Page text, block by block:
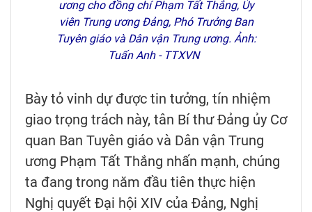
ương cho đồng chí Phạm Tất Thắng, Ủy
viên Trung ương Đảng, Phó Trưởng Ban
Tuyên giáo và Dân vận Trung ương. Ảnh:
Tuấn Anh - TTXVN
Bày tỏ vinh dự được tin tưởng, tín nhiệm
giao trọng trách này, tân Bí thư Đảng ủy Cơ
quan Ban Tuyên giáo và Dân vận Trung
ương Phạm Tất Thắng nhấn mạnh, chúng
ta đang trong năm đầu tiên thực hiện
Nghị quyết Đại hội XIV của Đảng, Nghị